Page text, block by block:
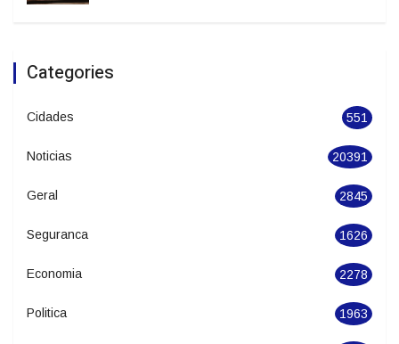
Categories
Cidades 551
Noticias 20391
Geral 2845
Seguranca 1626
Economia 2278
Politica 1963